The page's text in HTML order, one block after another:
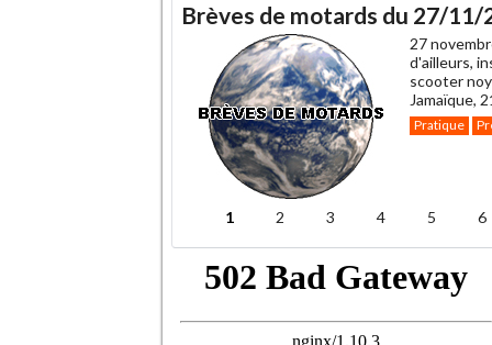
Brèves de motards du 27/11/
27
d'ailleurs,
scooter
Jamaïque,
Pratique
Pages
1 2 3 4 5 6